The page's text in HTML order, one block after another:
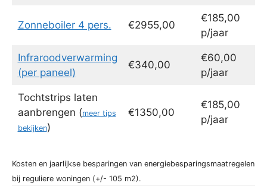
Zonneboiler 4 pers. €2955,00
€185,00
p/jaar
Infraroodverwarming
(per paneel)
€340,00
€60,00
p/jaar
Tochtstrips laten
aanbrengen (meer tips
bekijken)
€1350,00
€185,00
p/jaar
Kosten en jaarlijkse besparingen van energiebesparingsmaatregelen
bij reguliere woningen (+/- 105 m2).